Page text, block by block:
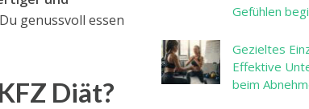
genussvoll essen
Diät?
Gefühlen
Gezieltes
Effektive
beim